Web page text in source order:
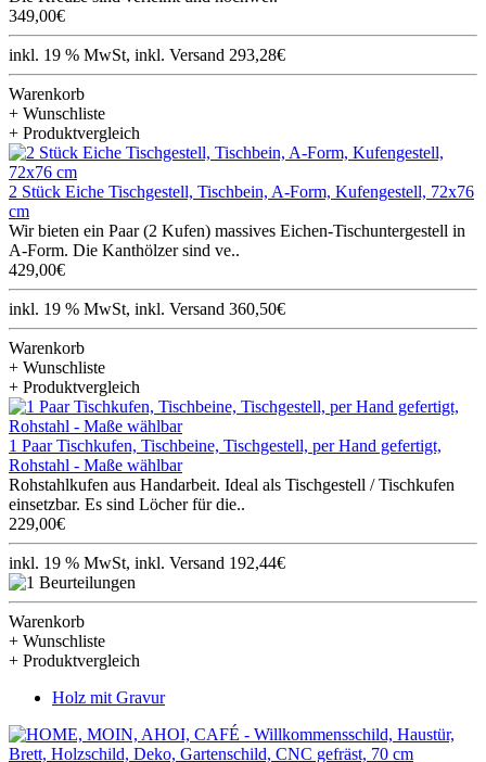
349,00€
inkl. 19 % MwSt, inkl. Versand 293,28€
Warenkorb
+ Wunschliste
+ Produktvergleich
2 Stück Eiche Tischgestell, Tischbein, A-Form, Kufengestell, 72x76
cm
Wir bieten ein Paar (2 Kufen) massives Eichen-Tischuntergestell in
A-Form. Die Kanthölzer sind ve..
429,00€
inkl. 19 % MwSt, inkl. Versand 360,50€
Warenkorb
+ Wunschliste
+ Produktvergleich
1 Paar Tischkufen, Tischbeine, Tischgestell, per Hand gefertigt,
Rohstahl - Maße wählbar
Rohstahlkufen aus Handarbeit. Ideal als Tischgestell / Tischkufen
einsetzbar. Es sind Löcher für die..
229,00€
inkl. 19 % MwSt, inkl. Versand 192,44€
Warenkorb
+ Wunschliste
+ Produktvergleich
Holz mit Gravur